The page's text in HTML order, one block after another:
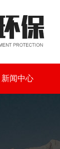
新闻中心